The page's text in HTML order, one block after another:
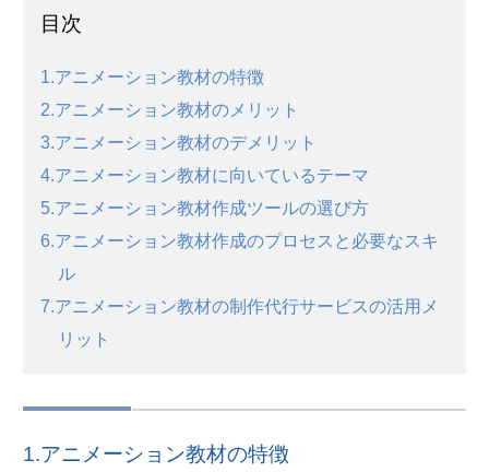
目次
1.アニメーション教材の特徴
2.アニメーション教材のメリット
3.アニメーション教材のデメリット
4.アニメーション教材に向いているテーマ
5.アニメーション教材作成ツールの選び方
6.アニメーション教材作成のプロセスと必要なスキ
ル
7.アニメーション教材の制作代行サービスの活用メ
リット
1.アニメーション教材の特徴